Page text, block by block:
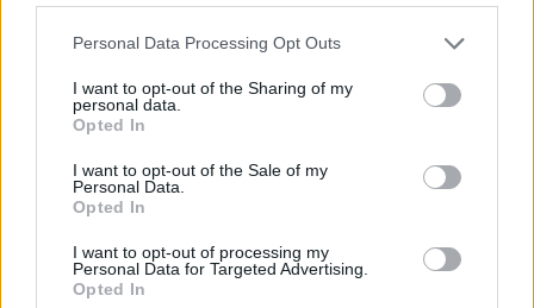
Personal Data Processing Opt Outs
I want to opt-out of the Sharing of my
personal data.
Opted In
I want to opt-out of the Sale of my
Personal Data.
Opted In
I want to opt-out of processing my
Personal Data for Targeted Advertising.
Opted In
ricevono l’avviso di garanzia, vengono interrogati
alla presenza dei loro avvocati e, con modalità
diverse, negano, alcuni vengono inquisiti anche
per falsa testimonianza. Però nessuno di loro lo
casi come questi se si è innocenti. Curioso, no?
Poco tempo dopo il suo destino di sventura si
compie: mentre tutti gli inquisiti rimangono al